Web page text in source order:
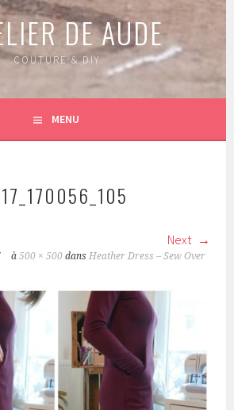
DE AUDE
COUTURE & DIY
MENU
Next
à500 × 500 dansHeather Dress – Sew Over